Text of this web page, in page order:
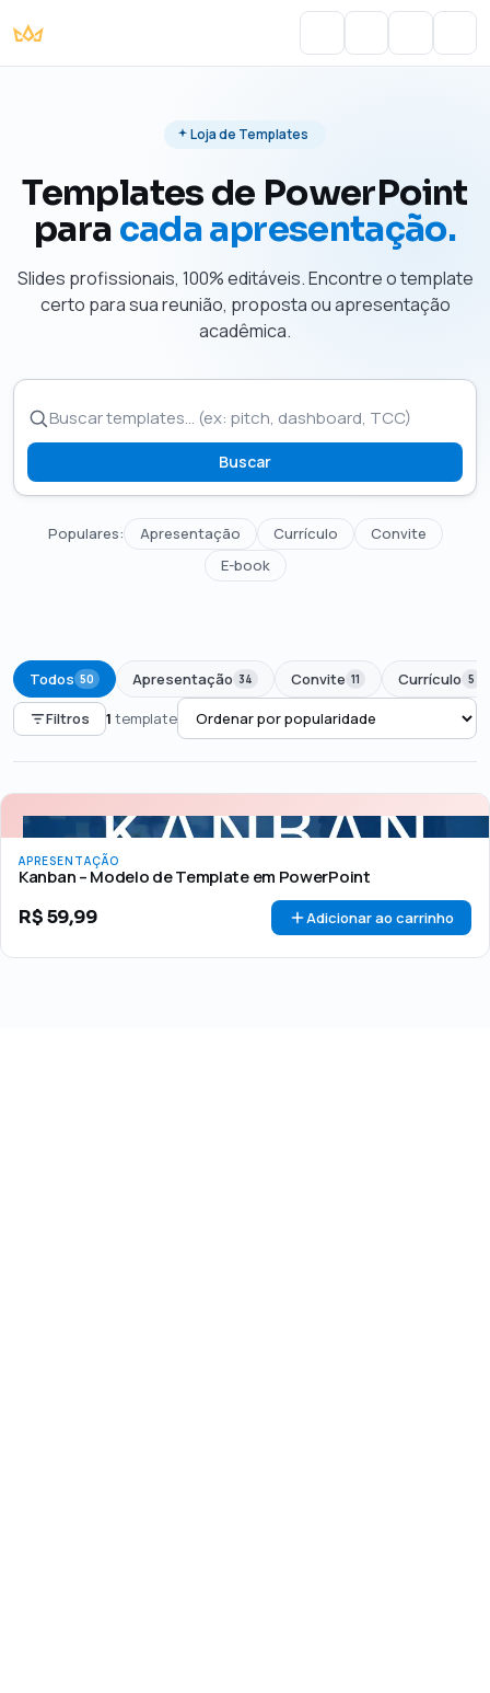
Loja de Templates
Templates de PowerPoint
para cada apresentação.
Slides profissionais, 100% editáveis. Encontre o template
certo para sua reunião, proposta ou apresentação
acadêmica.
Buscar
Populares: Apresentação Currículo
Convite
E-book
Todos 50 Apresentação 34 Convite 11 Currículo 5
Filtros 1 template
PREÇO
Todos Até R$50 R$50 – R$100 Acima de R$100
OFERTA 🏷 Em promoção
APRESENTAÇÃO
Kanban – Modelo de Template em PowerPoint
R$59,99 Adicionar ao carrinho